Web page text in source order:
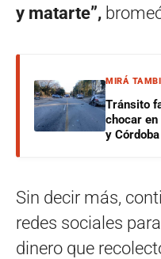
y matarte”,
MIRÁ
Tránsito
chocar
y Córdoba
Sin decir más,
redes sociales
dinero que